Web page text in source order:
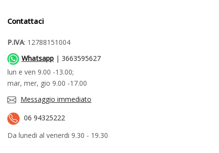
Contattaci
P.IVA: 12788151004
Whatsapp | 3663595627
lun e ven 9.00 -13.00;
mar, mer, gio 9.00 -17.00
Messaggio immediato
06 94325222
Da lunedi al venerdi 9.30 - 19.30